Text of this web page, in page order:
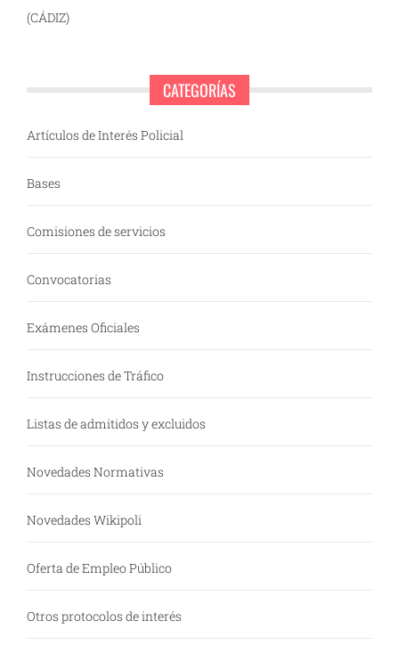
(CÁDIZ)
CATEGORÍAS
Artículos de Interés Policial
Bases
Comisiones de servicios
Convocatorias
Exámenes Oficiales
Instrucciones de Tráfico
Listas de admitidos y excluidos
Novedades Normativas
Novedades Wikipoli
Oferta de Empleo Público
Otros protocolos de interés